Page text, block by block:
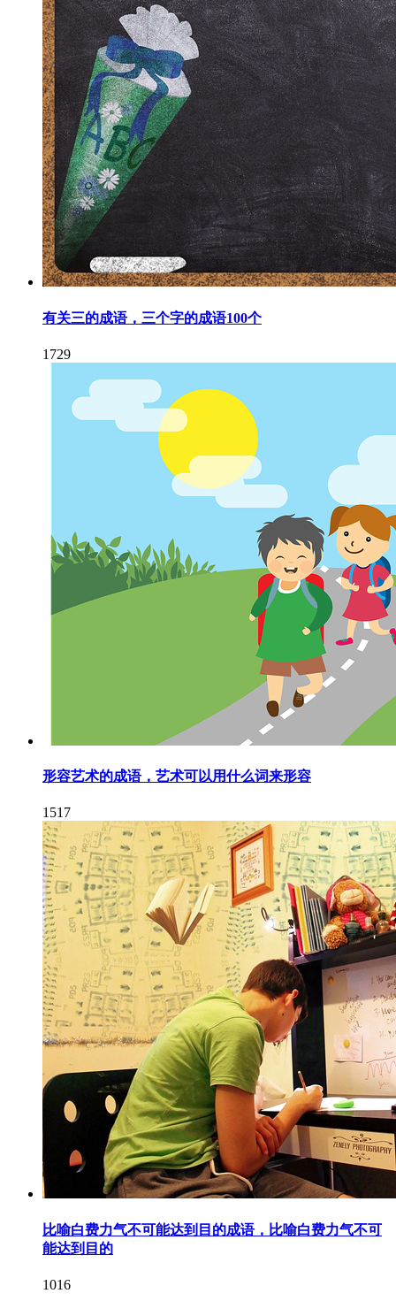
有关三的成语，三个字的成语100个
1729
形容艺术的成语，艺术可以用什么词来形容
1517
比喻白费力气不可能达到目的成语，比喻白费力气不可
能达到目的
1016